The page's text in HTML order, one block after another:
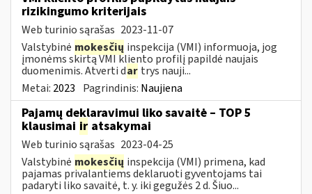
rizikingumo kriterijais
Web turinio sąrašas 2023-11-07
Valstybinė mokesčių inspekcija (VMI) informuoja, jog
įmonėms skirtą VMI kliento profilį papildė naujais
duomenimis. Atverti dar trys nauji...
Metai: 2023 Pagrindinis: Naujiena
Pajamų deklaravimui liko savaitė – TOP 5
klausimai ir atsakymai
Web turinio sąrašas 2023-04-25
Valstybinė mokesčių inspekcija (VMI) primena, kad
pajamas privalantiems deklaruoti gyventojams tai
padaryti liko savaitė, t. y. iki gegužės 2 d. Šiuo...